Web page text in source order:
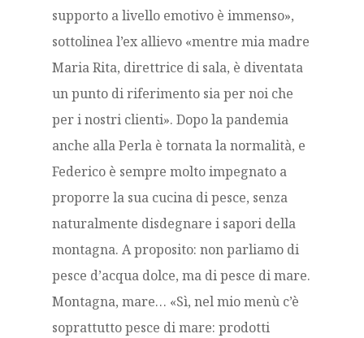
supporto a livello emotivo è immenso»,
sottolinea l’ex allievo «mentre mia madre
Maria Rita, direttrice di sala, è diventata
un punto di riferimento sia per noi che
per i nostri clienti». Dopo la pandemia
anche alla Perla è tornata la normalità, e
Federico è sempre molto impegnato a
proporre la sua cucina di pesce, senza
naturalmente disdegnare i sapori della
montagna. A proposito: non parliamo di
pesce d’acqua dolce, ma di pesce di mare.
Montagna, mare… «Sì, nel mio menù c’è
soprattutto pesce di mare: prodotti